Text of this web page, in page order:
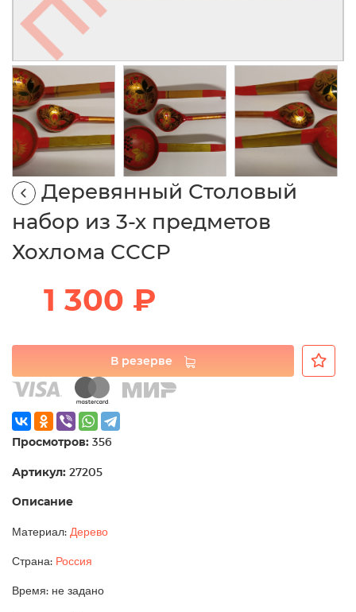
Деревянный Столовый
набор из 3-х предметов
Хохлома СССР
1 300 ₽
В резерве
Просмотров: 356
Артикул: 27205
Описание
Материал: Дерево
Страна: Россия
Время: не задано